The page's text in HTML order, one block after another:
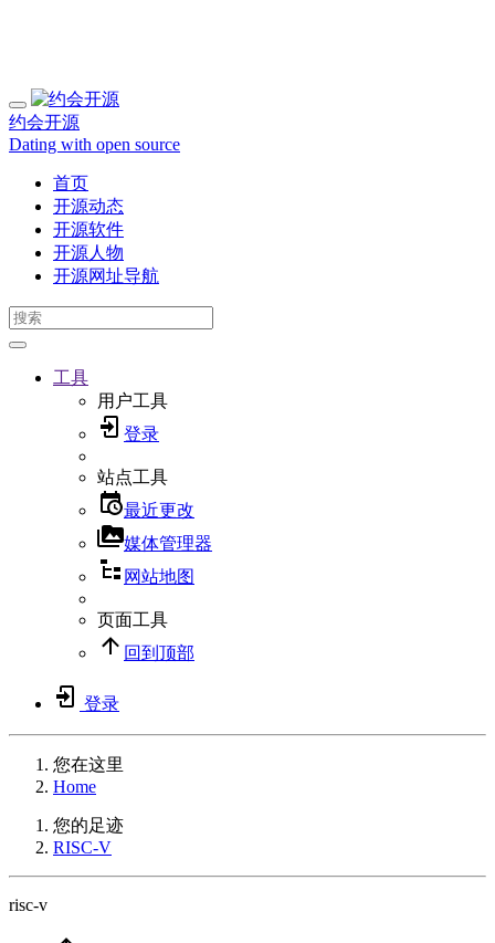
约会开源
Dating with open source
首页
开源动态
开源软件
开源人物
开源网址导航
工具
用户工具
登录
站点工具
最近更改
媒体管理器
网站地图
页面工具
回到顶部
登录
您在这里
Home
您的足迹
RISC-V
risc-v